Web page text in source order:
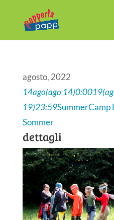
agosto, 2022
14ago(ago 14)0:0019
19)23:59SummerCamp
Sommer
dettagli